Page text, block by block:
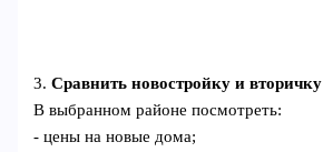
3.Сравнить новостройку и вторичку
В выбранном районе посмотреть:
- цены на новые дома;